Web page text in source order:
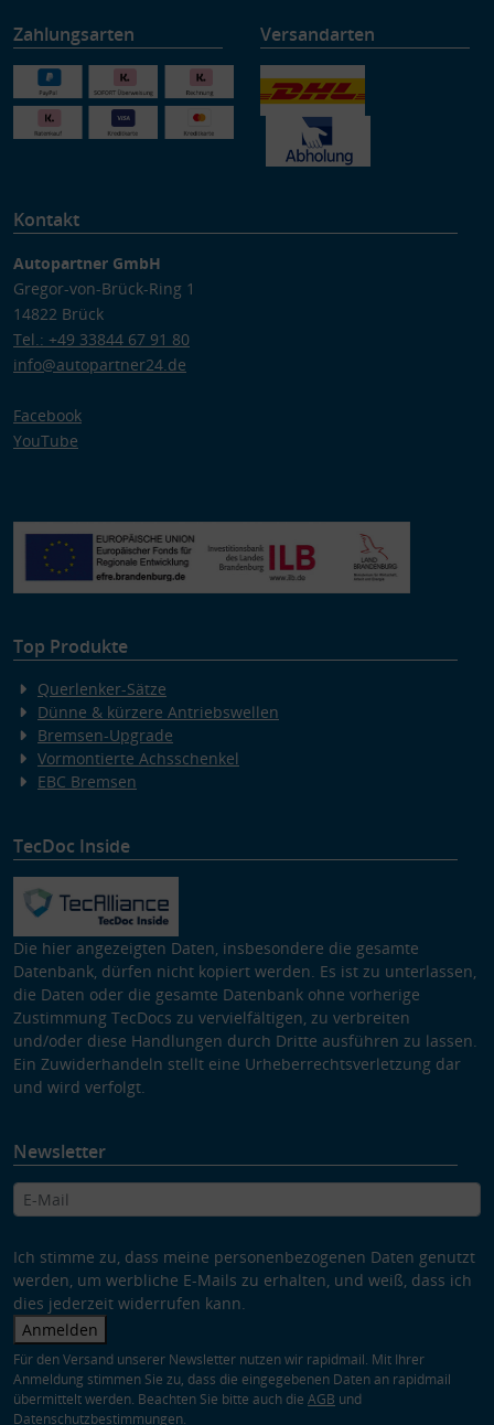
Zahlungsarten Versandarten
Kontakt
Autopartner GmbH
Gregor-von-Brück-Ring 1
14822 Brück
Tel.: +49 33844 67 91 80
info@autopartner24.de
Facebook
YouTube
Top Produkte
Querlenker-Sätze
Dünne & kürzere Antriebswellen
Bremsen-Upgrade
Vormontierte Achsschenkel
EBC Bremsen
TecDoc Inside
Die hier angezeigten Daten, insbesondere die gesamte
Datenbank, dürfen nicht kopiert werden. Es ist zu unterlassen,
die Daten oder die gesamte Datenbank ohne vorherige
Zustimmung TecDocs zu vervielfältigen, zu verbreiten
und/oder diese Handlungen durch Dritte ausführen zu lassen.
Ein Zuwiderhandeln stellt eine Urheberrechtsverletzung dar
und wird verfolgt.
Newsletter
Ich stimme zu, dass meine personenbezogenen Daten genutzt
werden, um werbliche E-Mails zu erhalten, und weiß, dass ich
dies jederzeit widerrufen kann.
Anmelden
Für den Versand unserer Newsletter nutzen wir rapidmail. Mit Ihrer
Anmeldung stimmen Sie zu, dass die eingegebenen Daten an rapidmail
übermittelt werden. Beachten Sie bitte auch die AGB und
Datenschutzbestimmungen.